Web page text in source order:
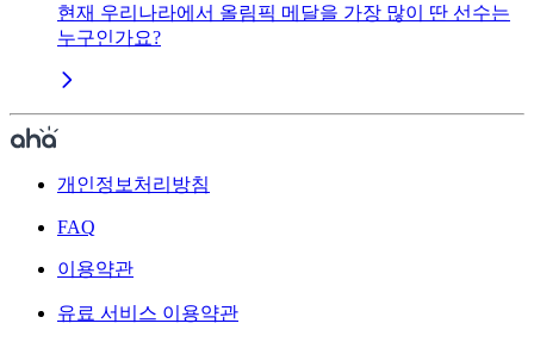
현재 우리나라에서 올림픽 메달을 가장 많이 딴 선수는
누구인가요?
개인정보처리방침
FAQ
이용약관
유료 서비스 이용약관